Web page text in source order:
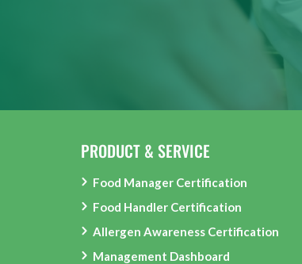
PRODUCT & SERVICE
Food Manager Certification
Food Handler Certification
Allergen Awareness Certification
Management Dashboard